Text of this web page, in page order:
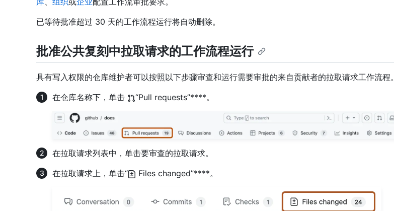
已等待批准超过 30 天的工作流程运行将自动删除。
批准公共复刻中拉取请求的工作流程运行
具有写入权限的仓库维护者可以按照以下步骤审查和运行需要审批的来自贡献者的拉取请求工作流程。
在仓库名称下，单击
“Pull requests”****。
在拉取请求列表中，单击要审查的拉取请求。
在拉取请求上，单击“
Files changed”****。